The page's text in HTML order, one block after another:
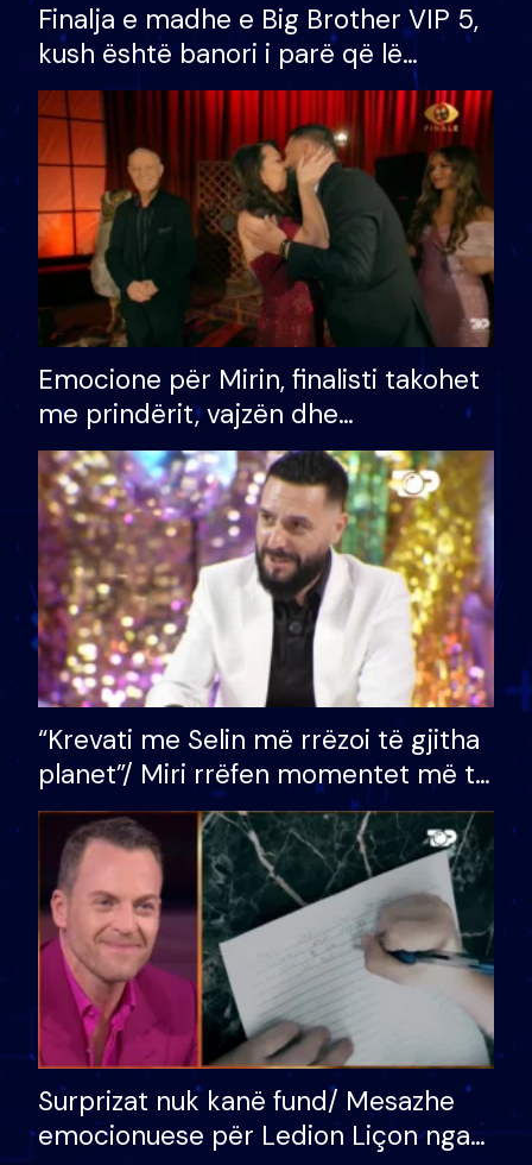
Finalja e madhe e Big Brother VIP 5,
kush është banori i parë që lë
shtëpinë dhe humb mundësinë për
të fituar çmimin e madh
Emocione për Mirin, finalisti takohet
me prindërit, vajzën dhe
bashkëshorten: S’kemi ndonjë letër
divorci apo jo?
“Krevati me Selin më rrëzoi të gjitha
planet”/ Miri rrëfen momentet më të
bukura në shtëpinë e BB VIP: Do më
mungojë zilja e mëngjesit kur…
Surprizat nuk kanë fund/ Mesazhe
emocionuese për Ledion Liçon nga